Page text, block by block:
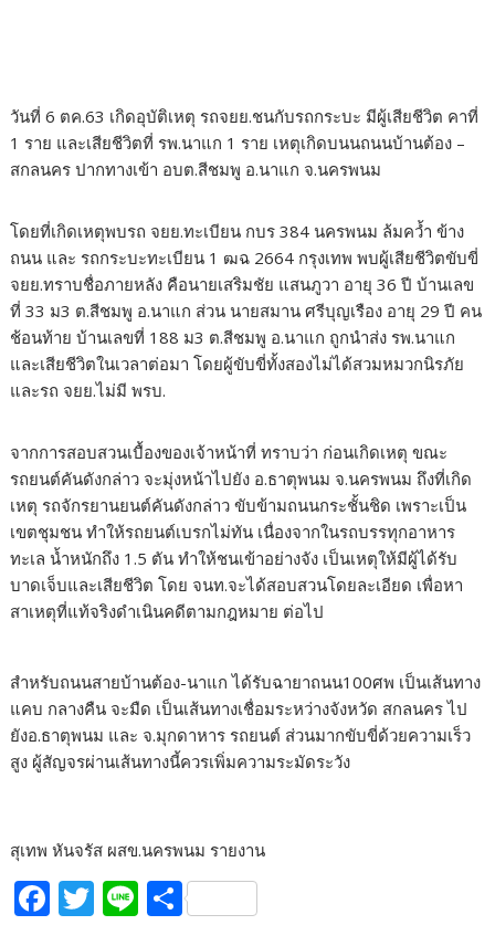
k
วันที่ 6 ตค.63 เกิดอุบัติเหตุ รถจยย.ชนกับรถกระบะ มีผู้เสียชีวิต คาที่
1 ราย และเสียชีวิตที่ รพ.นาแก 1 ราย เหตุเกิดบนนถนนบ้านต้อง –
สกลนคร ปากทางเข้า อบต.สีชมพู อ.นาแก จ.นครพนม
โดยที่เกิดเหตุพบรถ จยย.ทะเบียน กบร 384 นครพนม ล้มคว้ำ ข้าง
ถนน และ รถกระบะทะเบียน 1 ฒฉ 2664 กรุงเทพ พบผู้เสียชีวิตขับขี่
จยย.ทราบชื่อภายหลัง คือนายเสริมชัย แสนภูวา อายุ 36 ปี บ้านเลข
ที่ 33 ม3 ต.สีชมพู อ.นาแก ส่วน นายสมาน ศรีบุญเรือง อายุ 29 ปี คน
ช้อนท้าย บ้านเลขที่ 188 ม3 ต.สีชมพู อ.นาแก ถูกนำส่ง รพ.นาแก
และเสียชีวิตในเวลาต่อมา โดยผู้ขับขี่ทั้งสองไม่ได้สวมหมวกนิรภัย
และรถ จยย.ไม่มี พรบ.
จากการสอบสวนเบื้องของเจ้าหน้าที่ ทราบว่า ก่อนเกิดเหตุ ขณะ
รถยนต์คันดังกล่าว จะมุ่งหน้าไปยัง อ.ธาตุพนม จ.นครพนม ถึงที่เกิด
เหตุ รถจักรยานยนต์คันดังกล่าว ขับข้ามถนนกระชั้นชิด เพราะเป็น
เขตชุมชน ทำให้รถยนต์เบรกไม่ทัน เนื่องจากในรถบรรทุกอาหาร
ทะเล น้ำหนักถึง 1.5 ตัน ทำให้ชนเข้าอย่างจัง เป็นเหตุให้มีผู้ได้รับ
บาดเจ็บและเสียชีวิต โดย จนท.จะได้สอบสวนโดยละเอียด เพื่อหา
สาเหตุที่แท้จริงดำเนินคดีตามกฎหมาย ต่อไป
สำหรับถนนสายบ้านต้อง-นาแก ได้รับฉายาถนน100ศพ เป็นเส้นทาง
แคบ กลางคืน จะมืด เป็นเส้นทางเชื่อมระหว่างจังหวัด สกลนคร ไป
ยังอ.ธาตุพนม และ จ.มุกดาหาร รถยนต์ ส่วนมากขับขี่ด้วยความเร็ว
สูง ผู้สัญจรผ่านเส้นทางนี้ควรเพิ่มความระมัดระวัง
สุเทพ หันจรัส ผสข.นครพนม รายงาน
F T Li S